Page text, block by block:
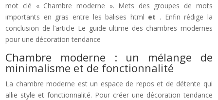
mot clé « Chambre moderne ». Mets des groupes de mots
importants en gras entre les balises html et . Enfin rédige la
conclusion de l’article Le guide ultime des chambres modernes
pour une décoration tendance
Chambre moderne : un mélange de
minimalisme et de fonctionnalité
La chambre moderne est un espace de repos et de détente qui
allie style et fonctionnalité. Pour créer une décoration tendance